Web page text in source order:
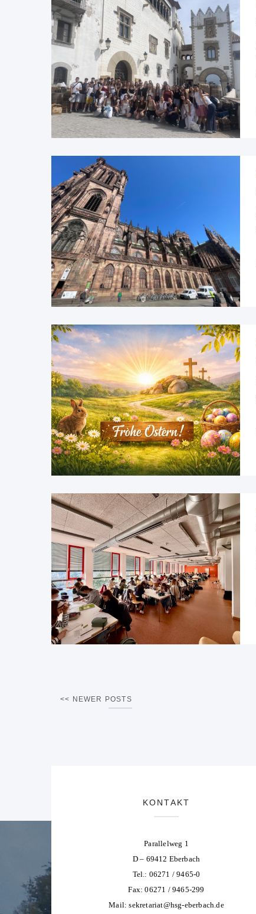
NEWER POSTS
KONTAKT
Parallelweg 1
D – 69412 Eberbach
Tel.: 06271 / 9465-0
Fax: 06271 / 9465-299
Mail:sekretariat@hsg-eberbach.de